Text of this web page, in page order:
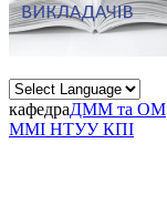
кафедраДММ та ОМ
ММІ НТУУ КПІ